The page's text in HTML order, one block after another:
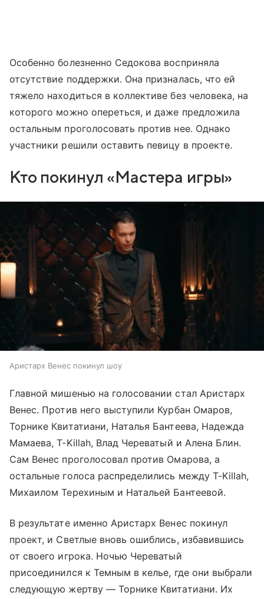
Особенно болезненно Седокова восприняла
отсутствие поддержки. Она призналась, что ей
тяжело находиться в коллективе без человека, на
которого можно опереться, и даже предложила
остальным проголосовать против нее. Однако
участники решили оставить певицу в проекте.
Кто покинул «Мастера игры»
Аристарх Венес покинул шоу
Главной мишенью на голосовании стал Аристарх
Венес. Против него выступили Курбан Омаров,
Торнике Квитатиани, Наталья Бантеева, Надежда
Мамаева, T-Killah, Влад Череватый и Алена Блин.
Сам Венес проголосовал против Омарова, а
остальные голоса распределились между T-Killah,
Михаилом Терехиным и Натальей Бантеевой.
В результате именно Аристарх Венес покинул
проект, и Светлые вновь ошиблись, избавившись
от своего игрока. Ночью Череватый
присоединился к Темным в келье, где они выбрали
следующую жертву — Торнике Квитатиани. Их